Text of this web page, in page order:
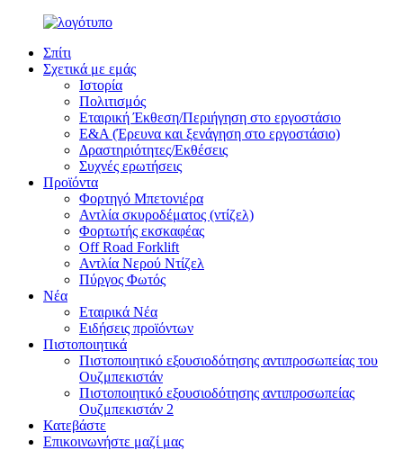
Σπίτι
Σχετικά με εμάς
Ιστορία
Πολιτισμός
Εταιρική Έκθεση/Περιήγηση στο εργοστάσιο
Ε&Α (Έρευνα και ξενάγηση στο εργοστάσιο)
Δραστηριότητες/Εκθέσεις
Συχνές ερωτήσεις
Προϊόντα
Φορτηγό Μπετονιέρα
Αντλία σκυροδέματος (ντίζελ)
Φορτωτής εκσκαφέας
Off Road Forklift
Αντλία Νερού Ντίζελ
Πύργος Φωτός
Νέα
Εταιρικά Νέα
Ειδήσεις προϊόντων
Πιστοποιητικά
Πιστοποιητικό εξουσιοδότησης αντιπροσωπείας του
Ουζμπεκιστάν
Πιστοποιητικό εξουσιοδότησης αντιπροσωπείας
Ουζμπεκιστάν 2
Κατεβάστε
Επικοινωνήστε μαζί μας